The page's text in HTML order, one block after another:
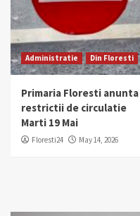
Administratie Din Floresti
Primaria Floresti anunta
restrictii de circulatie
Marti 19 Mai
Floresti24 May 14, 2026